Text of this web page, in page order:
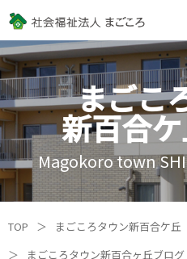
まごこ
新百合
Magokoro town
TOP ＞
まごころタウン新百合ケ丘
＞
まごころタウン新百合ヶ丘ブログ